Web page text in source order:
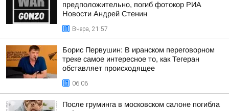
предположительно, погиб фотокор РИА
Новости Андрей Стенин
Вчера, 21:57
Борис Первушин: В иранском переговорном
треке самое интересное то, как Тегеран
обставляет происходящее
06:06
После груминга в московском салоне погибла